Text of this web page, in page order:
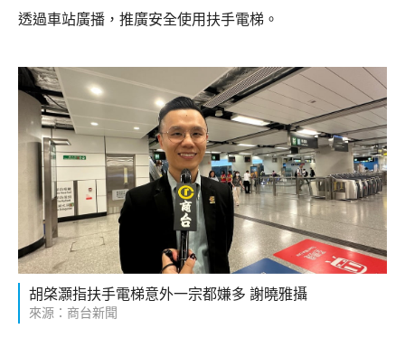
透過車站廣播，推廣安全使用扶手電梯。
胡棨灝指扶手電梯意外一宗都嫌多 謝曉雅攝
來源：商台新聞